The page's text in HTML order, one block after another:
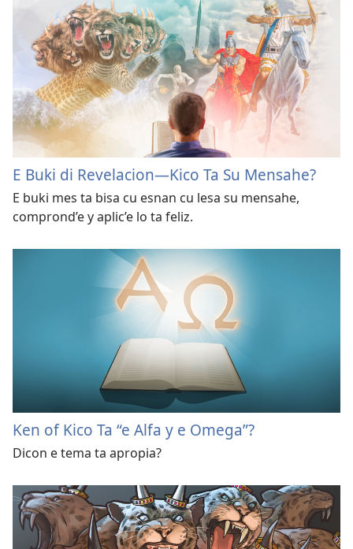
E Buki di Revelacion—Kico Ta Su Mensahe?
E buki mes ta bisa cu esnan cu lesa su mensahe,
comprond’e y aplic’e lo ta feliz.
Ken of Kico Ta “e Alfa y e Omega”?
Dicon e tema ta apropia?